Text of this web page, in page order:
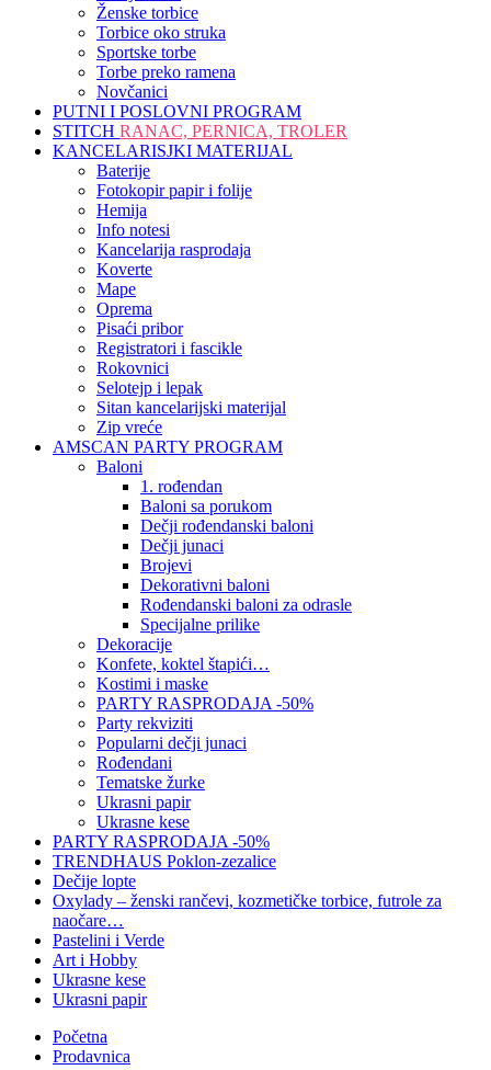
Ženske torbice
Torbice oko struka
Sportske torbe
Torbe preko ramena
Novčanici
PUTNI I POSLOVNI PROGRAM
STITCH RANAC, PERNICA, TROLER
KANCELARISJKI MATERIJAL
Baterije
Fotokopir papir i folije
Hemija
Info notesi
Kancelarija rasprodaja
Koverte
Mape
Oprema
Pisaći pribor
Registratori i fascikle
Rokovnici
Selotejp i lepak
Sitan kancelarijski materijal
Zip vreće
AMSCAN PARTY PROGRAM
Baloni
1. rođendan
Baloni sa porukom
Dečji rođendanski baloni
Dečji junaci
Brojevi
Dekorativni baloni
Rođendanski baloni za odrasle
Specijalne prilike
Dekoracije
Konfete, koktel štapići…
Kostimi i maske
PARTY RASPRODAJA -50%
Party rekviziti
Popularni dečji junaci
Rođendani
Tematske žurke
Ukrasni papir
Ukrasne kese
PARTY RASPRODAJA -50%
TRENDHAUS Poklon-zezalice
Dečije lopte
Oxylady – ženski rančevi, kozmetičke torbice, futrole za
naočare…
Pastelini i Verde
Art i Hobby
Ukrasne kese
Ukrasni papir
Početna
Prodavnica